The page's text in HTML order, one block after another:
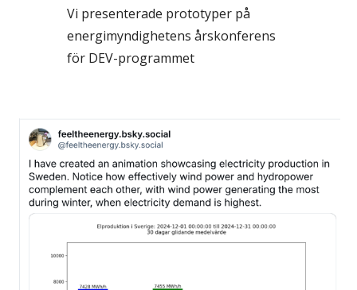
Vi presenterade prototyper på
energimyndighetens årskonferens
för DEV-programmet